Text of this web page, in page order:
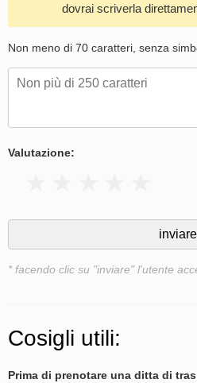
dovrai scriverla
Non meno di 70 caratteri, senza
Valutazione:
* facendo clic su "inviare" l'utente
Cosigli utili:
Prima di prenotare una ditta di